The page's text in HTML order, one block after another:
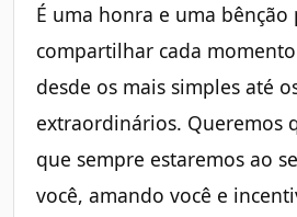
É uma honra e uma bênção
compartilhar cada
desde os mais simples até
extraordinários. Queremos
que sempre estaremos ao
você, amando você e